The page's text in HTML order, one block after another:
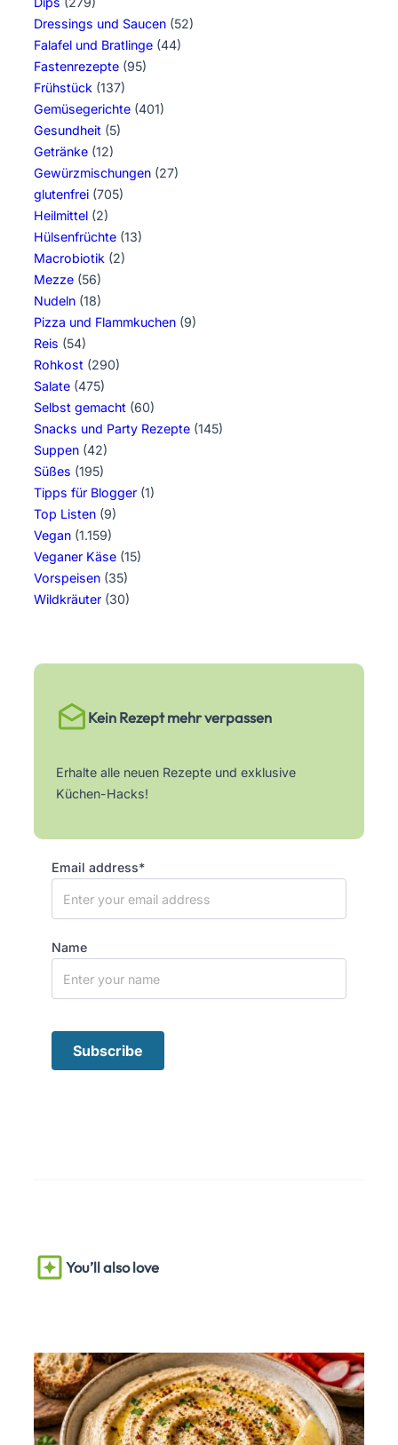
Dressings und Saucen (52)
Falafel und Bratlinge (44)
Fastenrezepte (95)
Frühstück (137)
Gemüsegerichte (401)
Gesundheit (5)
Getränke (12)
Gewürzmischungen (27)
glutenfrei (705)
Heilmittel (2)
Hülsenfrüchte (13)
Macrobiotik (2)
Mezze (56)
Nudeln (18)
Pizza und Flammkuchen (9)
Reis (54)
Rohkost (290)
Salate (475)
Selbst gemacht (60)
Snacks und Party Rezepte (145)
Suppen (42)
Süßes (195)
Tipps für Blogger (1)
Top Listen (9)
Vegan (1.159)
Veganer Käse (15)
Vorspeisen (35)
Wildkräuter (30)
Kein Rezept mehr verpassen
Erhalte alle neuen Rezepte und exklusive
Küchen-Hacks!
Email address*
Name
You’ll also love